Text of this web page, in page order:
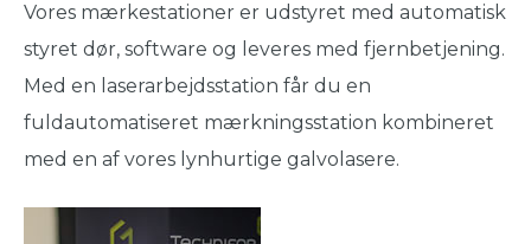
Vores mærkestationer er udstyret med automatisk
styret dør, software og leveres med fjernbetjening.
Med en laserarbejdsstation får du en
fuldautomatiseret mærkningsstation kombineret
med en af vores lynhurtige galvolasere.